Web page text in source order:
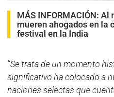
MÁS INFORMACIÓN: Al
mueren ahogados en la
festival en la India
“Se trata de un momento
significativo ha colocado a
naciones selectas que